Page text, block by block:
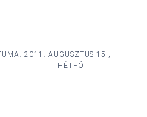
2011. AUGUSZTUS 15.,
HÉTFŐ